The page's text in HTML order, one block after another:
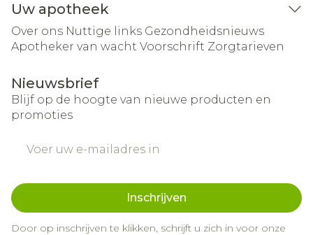
Uw apotheek
Over ons Nuttige links Gezondheidsnieuws
Apotheker van wacht Voorschrift Zorgtarieven
Nieuwsbrief
Blijf op de hoogte van nieuwe producten en
promoties
Inschrijven
Door op inschrijven te klikken, schrijft u zich in voor onze